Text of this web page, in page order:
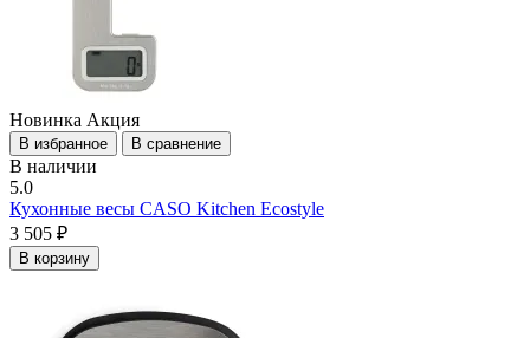
Новинка Акция
В избранное В сравнение
В наличии
5.0
Кухонные весы CASO Kitchen Ecostyle
3 505 ₽
В корзину